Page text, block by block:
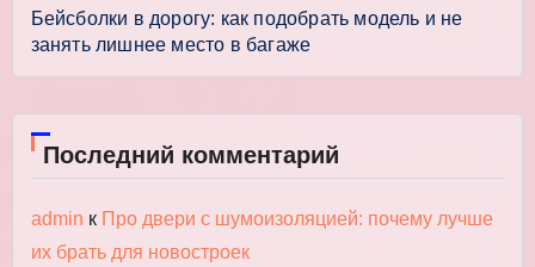
Бейсболки в дорогу: как подобрать модель и не
занять лишнее место в багаже
Последний комментарий
admin к Про двери с шумоизоляцией: почему лучше
их брать для новостроек